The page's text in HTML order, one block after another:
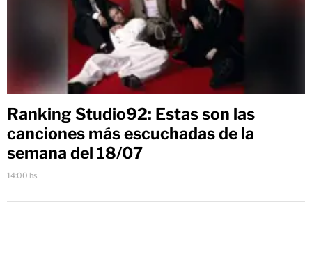
Ranking Studio92: Estas son las
canciones más escuchadas de la
semana del 18/07
14:00 hs